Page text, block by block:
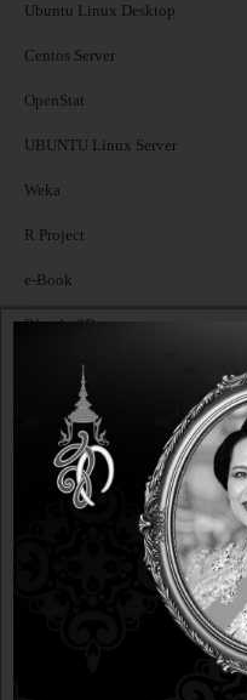
ข่าว
DOWNLOAD
Ubuntu Linux Desktop
Centos Server
OpenStat
UBUNTU Linux Server
Weka
R Project
e-Book
Blender3D
สื่อการสอน Online ด้วย CourseLab
หลักสูตรอื่นๆ
R for Experiment research